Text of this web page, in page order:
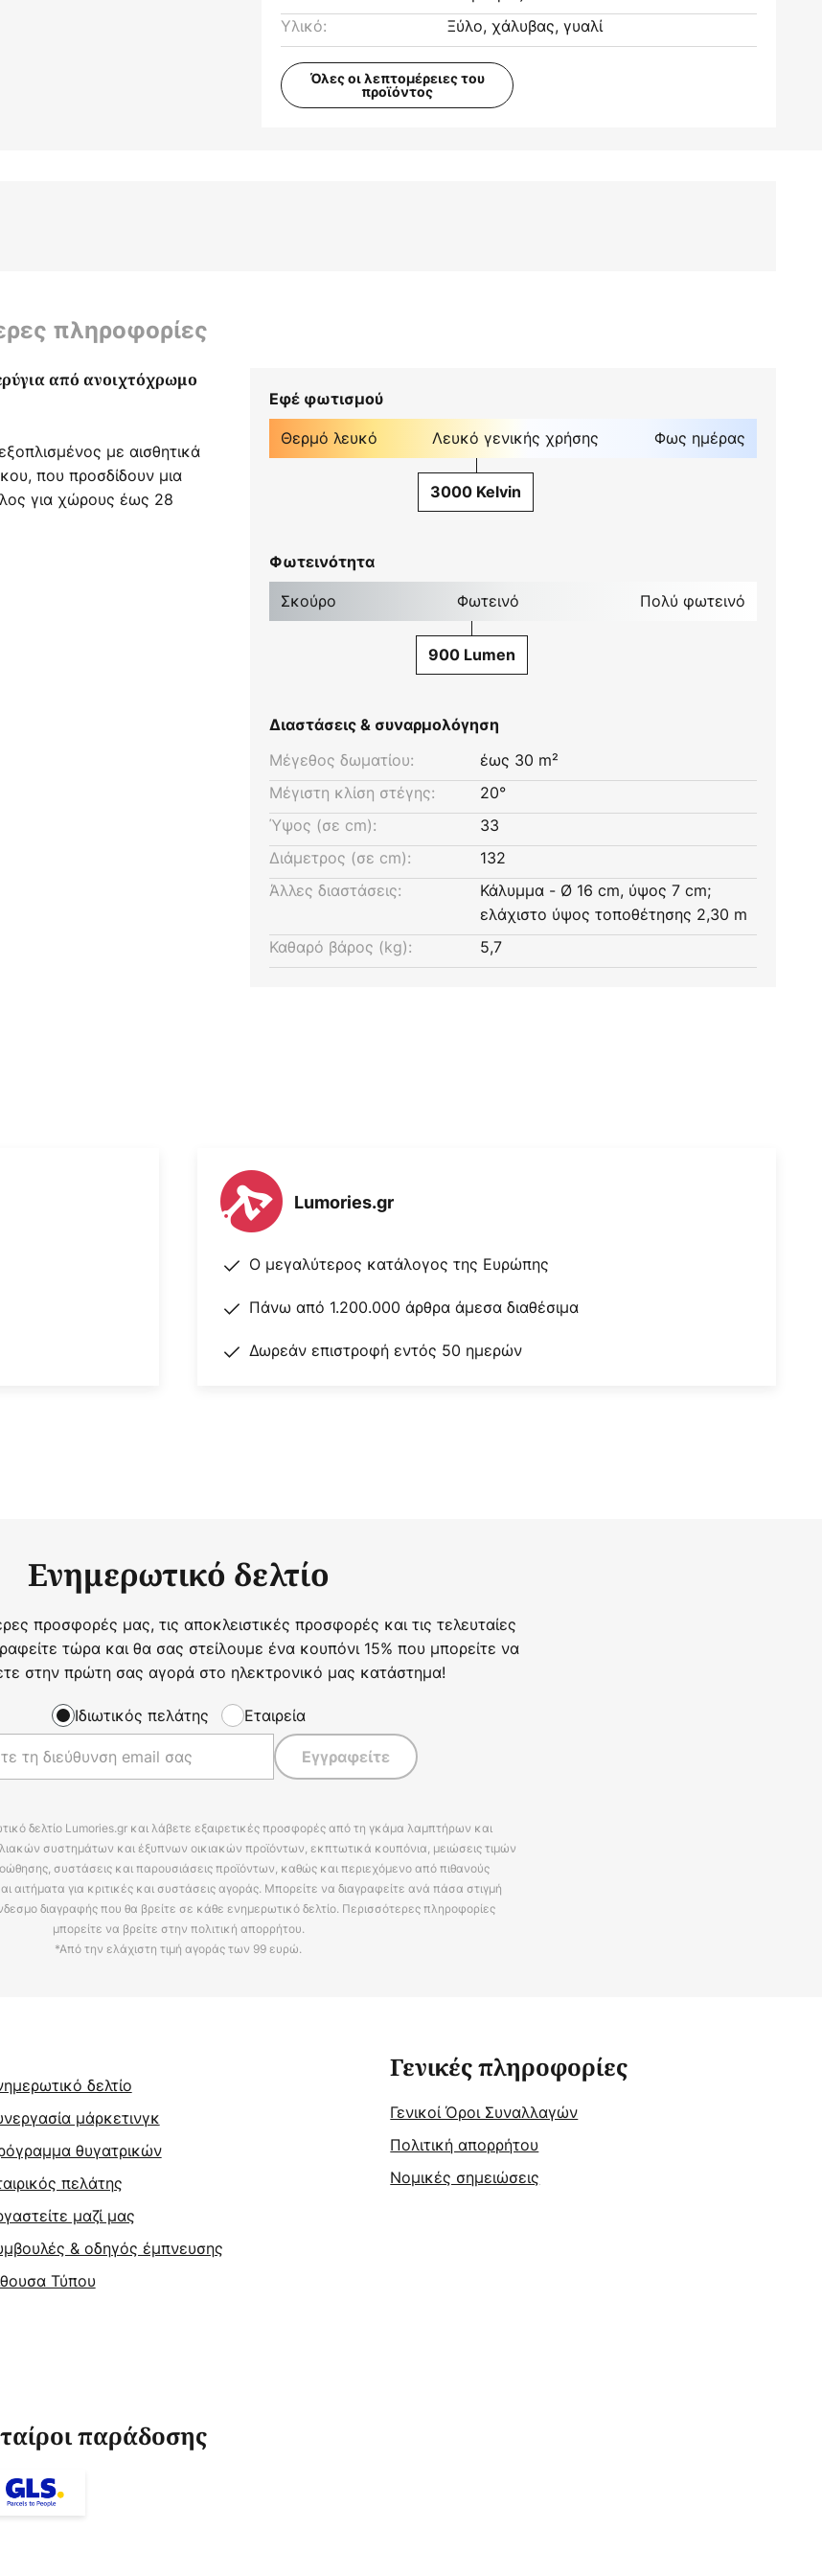
Υλικό:
Ξύλο, χάλυβας, γυαλί
Όλες οι λεπτομέρειες του
προϊόντος
πληροφορίες
από ανοιχτόχρωμο
με αισθητικά
που προσδίδουν μια
για χώρους έως 28
μπαταρίες: 2 x AAA
σε λειτουργία
μια δροσερή
της κατεύθυνσης
των δαπανών
εγκατεστημένα LED
L να μπορεί να
Εφέ φωτισμού
Θερμό λευκό Λευκό γενικής χρήσης Φως ημέρας
3000 Kelvin
Φωτεινότητα
Σκούρο Φωτεινό Πολύ φωτεινό
900 Lumen
Διαστάσεις & συναρμολόγηση
Μέγεθος δωματίου:
έως 30 m²
Μέγιστη κλίση στέγης:
20°
Ύψος (σε cm):
33
Διάμετρος (σε cm):
132
Άλλες διαστάσεις:
Κάλυμμα - Ø 16 cm, ύψος 7 cm;
ελάχιστο ύψος τοποθέτησης 2,30 m
Καθαρό βάρος (kg):
5,7
Lumories.gr
Ο μεγαλύτερος κατάλογος της Ευρώπης
Πάνω από 1.200.000 άρθρα άμεσα διαθέσιμα
Δωρεάν επιστροφή εντός 50 ημερών
Ενημερωτικό δελτίο
προσφορές μας, τις αποκλειστικές προσφορές και τις τελευταίες
τώρα και θα σας στείλουμε ένα κουπόνι 15% που μπορείτε να
στην πρώτη σας αγορά στο ηλεκτρονικό μας κατάστημα!
Ιδιωτικός πελάτης Εταιρεία
Εγγραφείτε
δελτίο Lumories.gr και λάβετε εξαιρετικές προσφορές από τη γκάμα λαμπτήρων και
συστημάτων και έξυπνων οικιακών προϊόντων, εκπτωτικά κουπόνια, μειώσεις τιμών
συστάσεις και παρουσιάσεις προϊόντων, καθώς και περιεχόμενο από πιθανούς
αιτήματα για κριτικές και συστάσεις αγοράς. Μπορείτε να διαγραφείτε ανά πάσα στιγμή
διαγραφής που θα βρείτε σε κάθε ενημερωτικό δελτίο. Περισσότερες πληροφορίες
μπορείτε να βρείτε στην πολιτική απορρήτου.
*Από την ελάχιστη τιμή αγοράς των 99 ευρώ.
δελτίο
μάρκετινγκ
θυγατρικών
πελάτης
μαζί μας
& οδηγός έμπνευσης
Τύπου
Γενικές πληροφορίες
Γενικοί Όροι Συναλλαγών
Πολιτική απορρήτου
Νομικές σημειώσεις
παράδοσης